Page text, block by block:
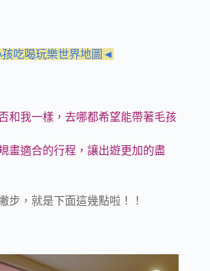
吃喝玩樂世界地圖◄
和我一樣，去哪都希望能帶著毛孩
畫適合的行程，讓出遊更加的盡
步，就是下面這幾點啦！！